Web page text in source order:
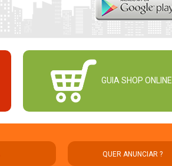
GUIA SHOP ONLINE
QUER ANUNCIAR ?